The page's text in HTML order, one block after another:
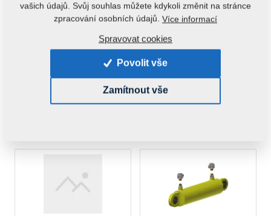
PÍSTNICE 40/22-100/ZR-
PÍSTNICE 80/40-400/ZR-
20090ND
vašich údajů. Svůj souhlas můžete kdykoli změnit na stránce
zpracování osobních údajů. Více informací
Spravovat cookies
Povolit vše
Zamítnout vše